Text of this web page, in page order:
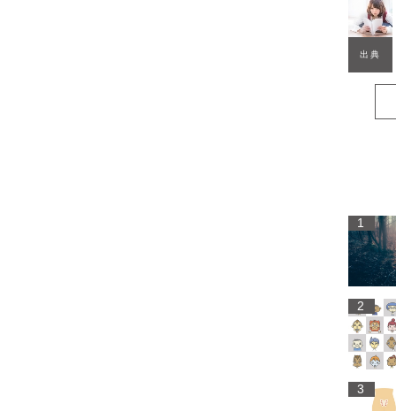
出典
1
2
3